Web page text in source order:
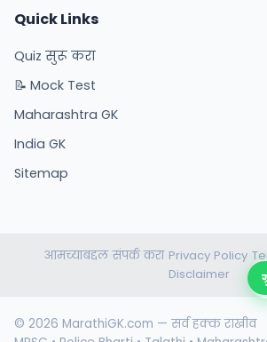
Quick Links
Quiz सुरू करा
📝 Mock Test
Maharashtra GK
India GK
Sitemap
आमच्याबद्दल•संपर्क करा• Privacy Policy•
Disclaimer
© 2026 MarathiGK.com — सर्व हक्क राखीव